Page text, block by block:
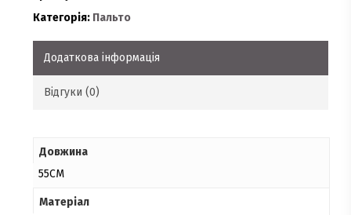
Категорія: Пальто
Додаткова інформація
Відгуки (0)
Довжина
55СМ
Матеріал